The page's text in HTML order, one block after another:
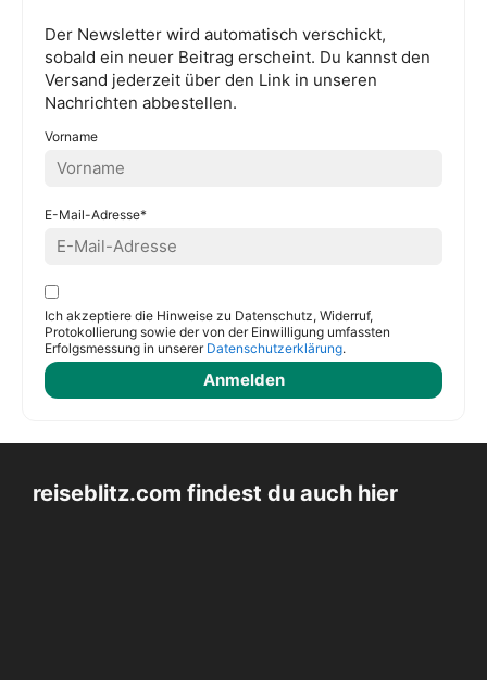
Der Newsletter wird automatisch verschickt,
sobald ein neuer Beitrag erscheint. Du kannst den
Versand jederzeit über den Link in unseren
Nachrichten abbestellen.
Vorname
E-Mail-Adresse*
Ich akzeptiere die Hinweise zu Datenschutz, Widerruf,
Protokollierung sowie der von der Einwilligung umfassten
Erfolgsmessung in unserer Datenschutzerklärung.
reiseblitz.com findest du auch hier